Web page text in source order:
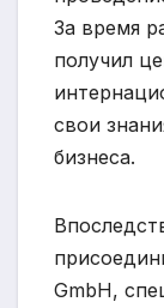
За время
получил
свои
бизнеса.
GmbH,